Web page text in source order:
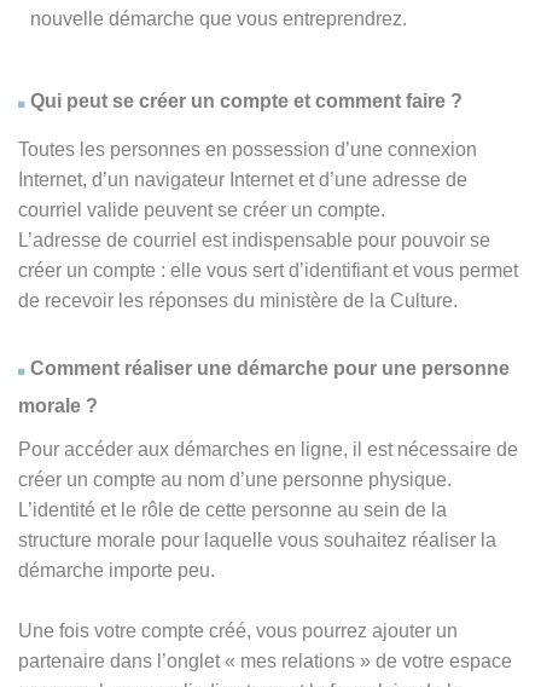
nouvelle démarche que vous entreprendrez.
Qui peut se créer un compte et comment faire ?
Toutes les personnes en possession d’une connexion
Internet, d’un navigateur Internet et d’une adresse de
courriel valide peuvent se créer un compte.
L’adresse de courriel est indispensable pour pouvoir se
créer un compte : elle vous sert d’identifiant et vous permet
de recevoir les réponses du ministère de la Culture.
Comment réaliser une démarche pour une personne
morale ?
Pour accéder aux démarches en ligne, il est nécessaire de
créer un compte au nom d’une personne physique.
L’identité et le rôle de cette personne au sein de la
structure morale pour laquelle vous souhaitez réaliser la
démarche importe peu.
Une fois votre compte créé, vous pourrez ajouter un
partenaire dans l’onglet « mes relations » de votre espace